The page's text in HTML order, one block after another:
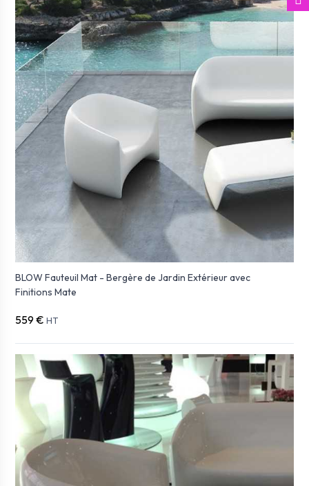
BLOW Fauteuil Mat - Bergère de Jardin Extérieur avec
Finitions Mate
559 € HT